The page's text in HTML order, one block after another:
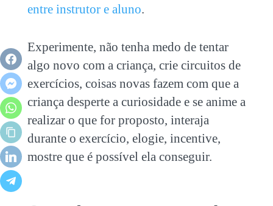
entre instrutor e aluno.
Experimente, não tenha medo de tentar
algo novo com a criança, crie circuitos de
exercícios, coisas novas fazem com que a
criança desperte a curiosidade e se anime a
realizar o que for proposto, interaja
durante o exercício, elogie, incentive,
mostre que é possível ela conseguir.